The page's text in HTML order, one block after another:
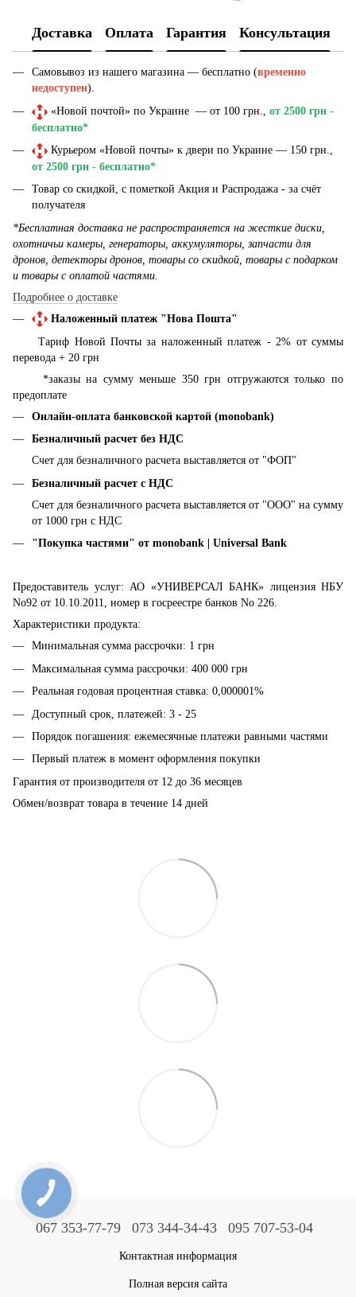
Доставка Оплата Гарантия Консультация
Самовывоз из нашего магазина — бесплатно (временно
недоступен).
«Новой почтой» по Украине — от 100 грн., от 2500 грн -
бесплатно*
Курьером «Новой почты» к двери по Украине — 150 грн.,
от 2500 грн - бесплатно*
Товар со скидкой, с пометкой Акция и Распродажа - за счёт
получателя
*Бесплатная доставка не распространяется на жесткие диски,
охотничьи камеры, генераторы, аккумуляторы, запчасти для
дронов, детекторы дронов, товары со скидкой, товары с подарком
и товары с оплатой частями.
Подробнее о доставке
Наложенный платеж "Нова Пошта"
Тариф Новой Почты за наложенный платеж - 2% от суммы
перевода + 20 грн
*заказы на сумму меньше 350 грн отгружаются только по
предоплате
Онлайн-оплата банковской картой (monobank)
Безналичный расчет без НДС
Счет для безналичного расчета выставляется от "ФОП"
Безналичный расчет с НДС
Счет для безналичного расчета выставляется от "ООО" на сумму
от 1000 грн с НДС
"Покупка частями" от monobank | Universal Bank
Предоставитель услуг: АО «УНИВЕРСАЛ БАНК» лицензия НБУ
No92 от 10.10.2011, номер в госреестре банков No 226.
Характеристики продукта:
Минимальная сумма рассрочки: 1 грн
Максимальная сумма рассрочки: 400 000 грн
Реальная годовая процентная ставка: 0,000001%
Доступный срок, платежей: 3 - 25
Порядок погашения: ежемесячные платежи равными частями
Первый платеж в момент оформления покупки
Гарантия от производителя от 12 до 36 месяцев
Обмен/возврат товара в течение 14 дней
067 353-77-79 073 344-34-43 095 707-53-04
Контактная информация
Полная версия сайта